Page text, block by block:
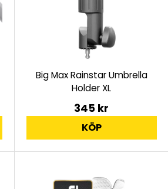
Big Max Rainstar Umbrella
Holder XL
345 kr
KÖP